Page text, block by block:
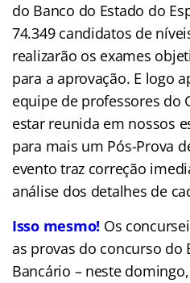
do Banco do Estado do
74.349 candidatos de
realizarão os exames
para a aprovação. E logo
equipe de professores do
estar reunida em nossos
para mais um Pós-Prova
evento traz correção
análise dos detalhes de
Isso mesmo! Os
as provas do concurso do
Bancário – neste